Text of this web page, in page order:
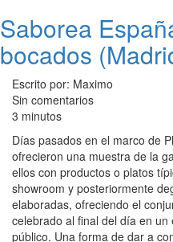
Saborea
bocados
Escrito por: Maximo
Sin comentarios
3 minutos
Días pasados en el marco de
ofrecieron una muestra de la
ellos con productos o platos
showroom y posteriormente
elaboradas, ofreciendo el
celebrado al final del día en
público. Una forma de dar a